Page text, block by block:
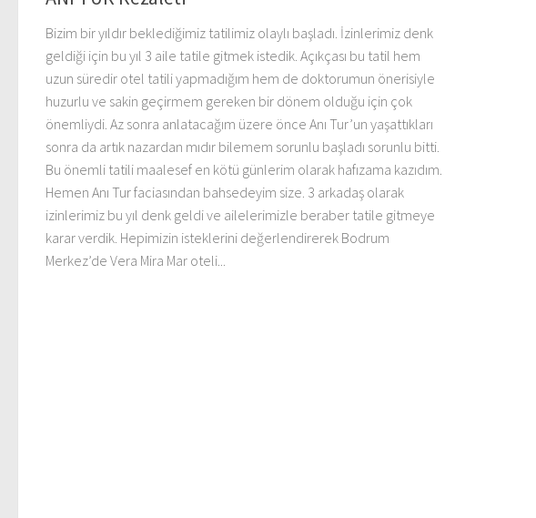
Bizim bir yıldır beklediğimiz tatilimiz olaylı başladı. İzinlerimiz denk
geldiği için bu yıl 3 aile tatile gitmek istedik. Açıkçası bu tatil hem
uzun süredir otel tatili yapmadığım hem de doktorumun önerisiyle
huzurlu ve sakin geçirmem gereken bir dönem olduğu için çok
önemliydi. Az sonra anlatacağım üzere önce Anı Tur’un yaşattıkları
sonra da artık nazardan mıdır bilemem sorunlu başladı sorunlu bitti.
Bu önemli tatili maalesef en kötü günlerim olarak hafızama kazıdım.
Hemen Anı Tur faciasından bahsedeyim size. 3 arkadaş olarak
izinlerimiz bu yıl denk geldi ve ailelerimizle beraber tatile gitmeye
karar verdik. Hepimizin isteklerini değerlendirerek Bodrum
Merkez’de Vera Mira Mar oteli...